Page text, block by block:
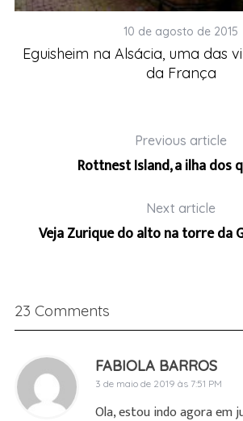
10 de agosto de 2015
Eguisheim na Alsácia, uma das
da França
Previous article
Rottnest Island, a ilha dos
Next article
Veja Zurique do alto na torre da
23 Comments
FABIOLA BARROS
3 de maio de 2019 às 7:51 PM
Ola, estou indo agora em